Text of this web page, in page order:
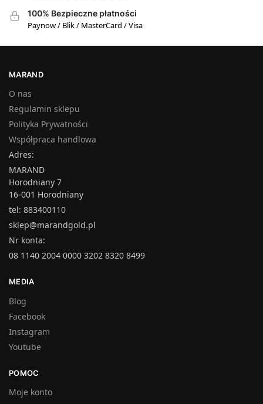
100% Bezpieczne płatności
Paynow / Blik / MasterCard / Visa
MARAND
O nas
Regulamin sklepu
Polityka Prywatności
Współpraca handlowa
Adres:
MARAND
Horodniany 7
16-001 Horodniany
tel: 883400110
sklep@marandgold.pl
Nr konta:
08 1140 2004 0000 3202 8320 8499
MEDIA
Blog
Facebook
Instagram
Youtube
POMOC
Moje konto